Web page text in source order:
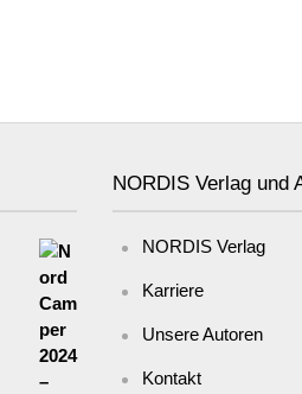
NORDIS Verlag und
NORDIS Verlag
Karriere
Unsere Autoren
Kontakt